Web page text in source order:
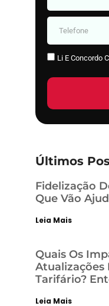
Li E Concordo
Últimos
Fidelização
Que Vão
Leia Mais
Quais Os
Atualizações
Tarifário?
Leia Mais